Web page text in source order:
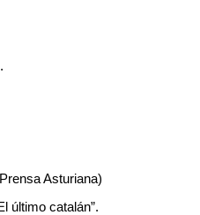
Asturiana)
último catalán”.